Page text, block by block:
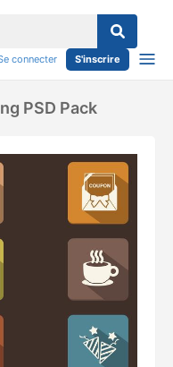
connecter S'inscrire
PSD Pack